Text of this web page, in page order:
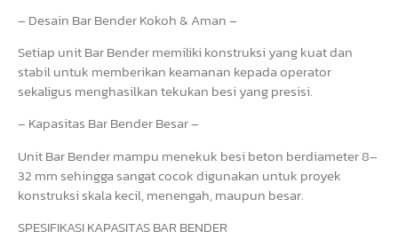
– Desain Bar Bender Kokoh & Aman –
Setiap unit Bar Bender memiliki konstruksi yang kuat dan
stabil untuk memberikan keamanan kepada operator
sekaligus menghasilkan tekukan besi yang presisi.
– Kapasitas Bar Bender Besar –
Unit Bar Bender mampu menekuk besi beton berdiameter 8–
32 mm sehingga sangat cocok digunakan untuk proyek
konstruksi skala kecil, menengah, maupun besar.
SPESIFIKASI KAPASITAS BAR BENDER